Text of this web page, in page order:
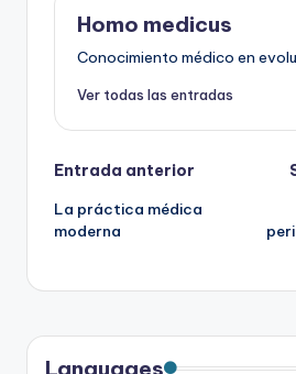
Homo medicus
Conocimiento médico en
Ver todas las entradas
Navegación
de
Entrada anterior
La práctica médica
moderna
Languages